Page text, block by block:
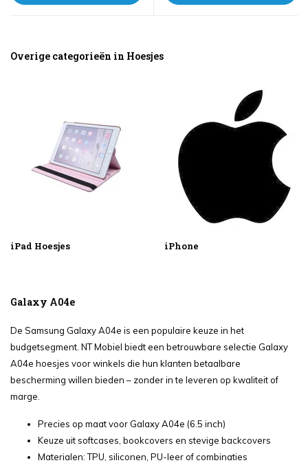
Overige categorieën in Hoesjes
iPad Hoesjes iPhone
Galaxy A04e
De Samsung Galaxy A04e is een populaire keuze in het
budgetsegment. NT Mobiel biedt een betrouwbare selectie Galaxy
A04e hoesjes voor winkels die hun klanten betaalbare
bescherming willen bieden – zonder in te leveren op kwaliteit of
marge.
Precies op maat voor Galaxy A04e (6.5 inch)
Keuze uit softcases, bookcovers en stevige backcovers
Materialen: TPU, siliconen, PU-leer of combinaties